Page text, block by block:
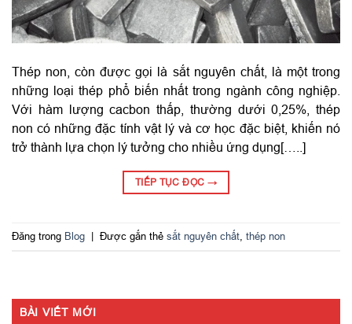
Thép non, còn được gọi là sắt nguyên chất, là một trong
những loại thép phổ biến nhất trong ngành công nghiệp.
Với hàm lượng cacbon thấp, thường dưới 0,25%, thép
non có những đặc tính vật lý và cơ học đặc biệt, khiến nó
trở thành lựa chọn lý tưởng cho nhiều ứng dụng[…..]
TIẾP TỤC ĐỌC →
Đăng trong Blog | Được gắn thẻ sắt nguyên chất, thép non
BÀI VIẾT MỚI